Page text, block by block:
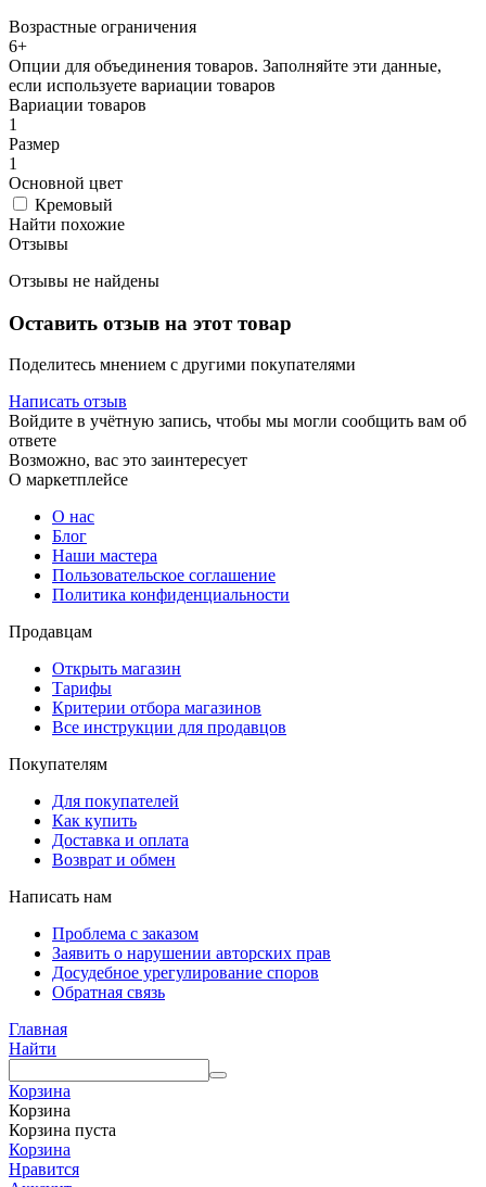
Возрастные ограничения
6+
Опции для объединения товаров. Заполняйте эти данные,
если используете вариации товаров
Вариации товаров
1
Размер
1
Основной цвет
Кремовый
Найти похожие
Отзывы
Отзывы не найдены
Оставить отзыв на этот товар
Поделитесь мнением с другими покупателями
Написать отзыв
Войдите в учётную запись, чтобы мы могли сообщить вам об
ответе
Возможно, вас это заинтересует
О маркетплейсе
О нас
Блог
Наши мастера
Пользовательское соглашение
Политика конфиденциальности
Продавцам
Открыть магазин
Тарифы
Критерии отбора магазинов
Все инструкции для продавцов
Покупателям
Для покупателей
Как купить
Доставка и оплата
Возврат и обмен
Написать нам
Проблема с заказом
Заявить о нарушении авторских прав
Досудебное урегулирование споров
Обратная связь
Главная
Найти
Корзина
Корзина
Корзина пуста
Корзина
Нравится